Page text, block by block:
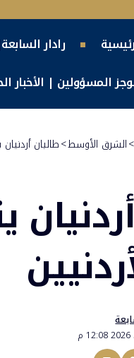
رادار
المسؤولين | الأخبار
>الشرق الأوسط>طالبان